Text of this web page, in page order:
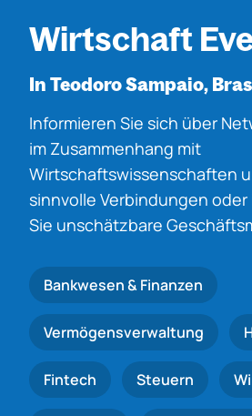
Wirtschaft
In Teodoro Sampaio,
Informieren Sie sich über
im Zusammenhang mit
Wirtschaftswissenschaften
sinnvolle Verbindungen
Sie unschätzbare
Bankwesen & Finanzen
Vermögensverwaltung
Fintech Steuern